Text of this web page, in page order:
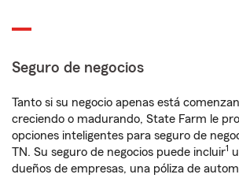
Seguro de negocios
Tanto si su negocio apenas está
creciendo o madurando, State Farm le
opciones inteligentes para seguro de
TN. Su seguro de negocios puede incluir1
dueños de empresas, una póliza de